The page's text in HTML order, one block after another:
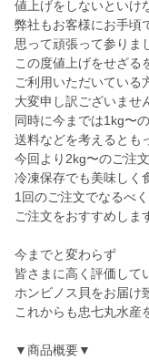
値上げをしないといけ
弊社もお客様にお手頃
思って頑張って参りま
この度値上げをせざる
ご利用いただいている
大変申し訳ございませ
同時に今までは1kg〜
送料などを考えるとも
今回より2kg〜のご注
冷凍保存でも美味しく
1回のご注文でなるべ
ご注文をおすすめしま
今までと変わらず
皆さまに高く評価して
ホンビノス貝をお届け
これからも忠七丸水産
▼商品概要▼